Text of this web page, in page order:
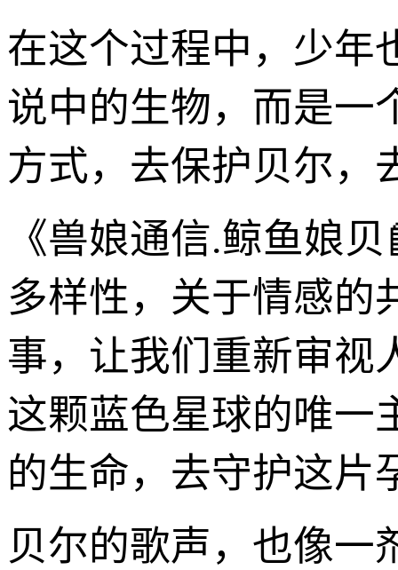
在这个过程中，少年
说中的生物，而是一
方式，去保护贝尔，
《兽娘通信.鲸鱼娘
多样性，关于情感的
事，让我们重新审视
这颗蓝色星球的唯一
的生命，去守护这片
贝尔的歌声，也像一